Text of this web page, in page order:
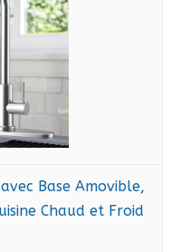
Base Amovible,
Chaud et Froid